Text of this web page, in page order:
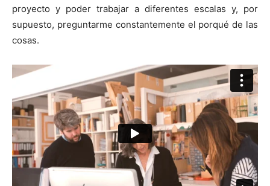
proyecto y poder trabajar a diferentes escalas y, por
supuesto, preguntarme constantemente el porqué de las
cosas.